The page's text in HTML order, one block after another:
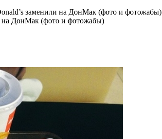
заменили на ДонМак (фото и фотожабы)
на ДонМак (фото и фотожабы)